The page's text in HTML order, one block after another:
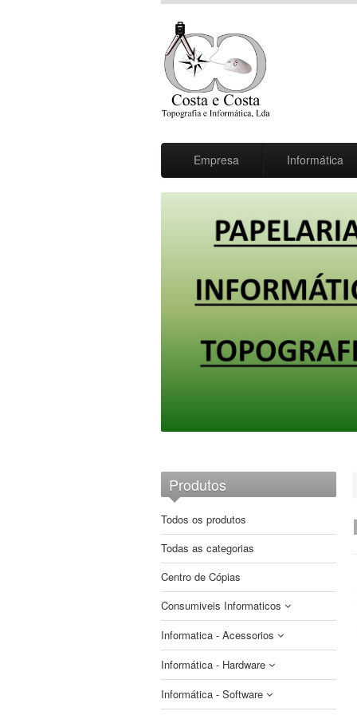
Empresa Informática
Produtos
Todos os produtos
Todas as categorias
Centro de Cópias
Consumiveis Informaticos
CDs e DVDs
Etiquetas
Compativeis
Fitas
Compativeis
Informatica - Acessorios
Auscultadores
Cabos e Adaptadores
Informática - Hardware
Armazenamento
Informática - Software